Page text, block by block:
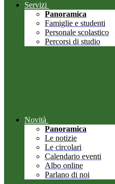
Servizi
Panoramica
Famiglie e studenti
Personale scolastico
Percorsi di studio
Novità
Panoramica
Le notizie
Le circolari
Calendario eventi
Albo online
Parlano di noi